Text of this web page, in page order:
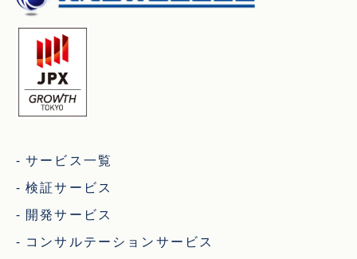
サービス一覧
検証サービス
開発サービス
コンサルテーションサービス